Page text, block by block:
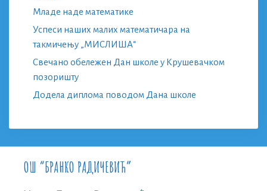
Младе наде математике
Успеси наших малих математичара на
такмичењу „МИСЛИША“
Свечано обележен Дан школе у Крушевачком
позоришту
Додела диплома поводом Дана школе
ОШ “БРАНКО РАДИЧЕВИЋ”